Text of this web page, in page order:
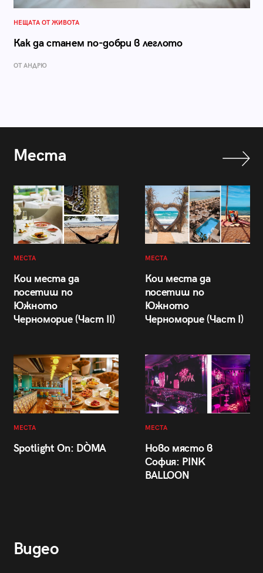
НЕЩАТА ОТ ЖИВОТА
Как да станем по-добри в леглото
ОТ АНДРЮ
Места
МЕСТА
Кои места да
посетиш по
Южното
Черноморие (Част II)
МЕСТА
Кои места да
посетиш по
Южното
Черноморие (Част I)
МЕСТА
Spotlight On: DÒMA
МЕСТА
Ново място в
София: PINK
BALLOON
Видео